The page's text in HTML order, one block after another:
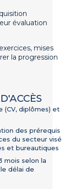
évaluation
mises
la progression
(CV, diplômes) et
des prérequis
du secteur visé
et bureautiques
mois selon la
délai de